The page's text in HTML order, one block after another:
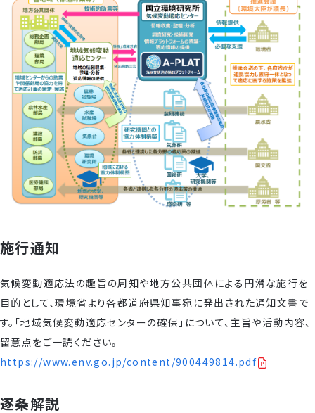
施行通知
気候変動適応法の趣旨の周知や地方公共団体による円滑な施行を
目的として、環境省より各都道府県知事宛に発出された通知文書で
す。「地域気候変動適応センターの確保」について、主旨や活動内容、
留意点をご一読ください。
https://www.env.go.jp/content/900449814.pdf
逐条解説